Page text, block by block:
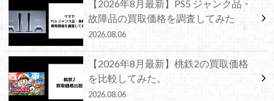
【2026年8月最新】PS5 ジャンク品・
故障品の買取価格を調査してみた
2026.08.06
【2026年8月最新】桃鉄2の買取価格
を比較してみた。
2026.08.06